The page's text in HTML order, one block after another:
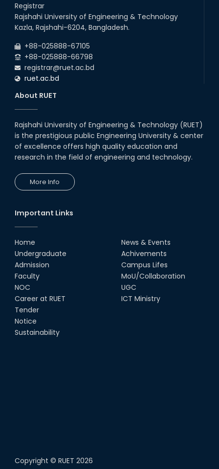
17th Dec, 25
with Japanese Industry Leader
Engages Final-Year Students
16th Oct, 25
Seminar on " Milimeter Wave
System and Circuit Design for
Highly Integrated RADAR
Transceivers"
Platoon’ for Achieving Success
on the World Stage
22nd Sep, 25
MTE Career Club Execuitve
Committee 2024-2025
14th Sep, 25
Registrar
Rajshahi University of Engineering & Technology
Kazla, Rajshahi-6204, Bangladesh.
+88-025888-67105
+88-025888-66798
registrar@ruet.ac.bd
ruet.ac.bd
About RUET
Rajshahi University of Engineering & Technology (RUET)
is the prestigious public Engineering University & center
of excellence offers high quality education and
research in the field of engineering and technology.
More Info
Important Links
Home
Undergraduate
Admission
Faculty
NOC
Career at RUET
Tender
Notice
Sustainability
News & Events
Achivements
Campus Lifes
MoU/Collaboration
UGC
ICT Ministry
Copyright © RUET 2026